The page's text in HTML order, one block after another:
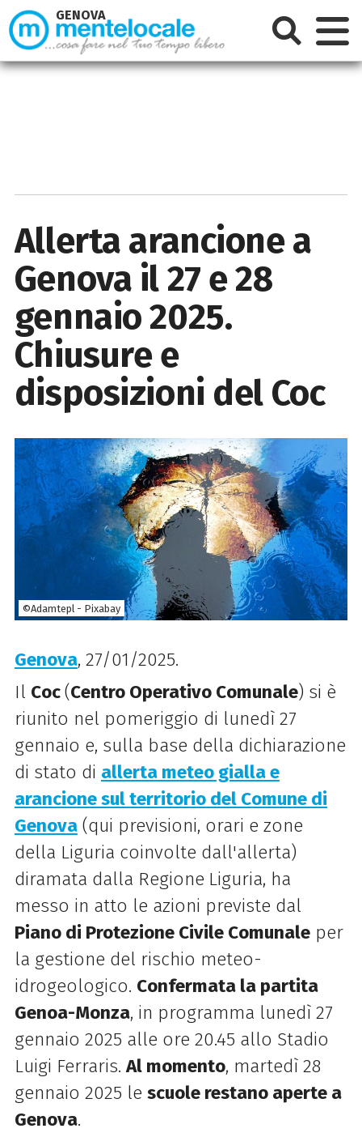
Allerta arancione a
Genova il 27 e 28
gennaio 2025.
Chiusure e
disposizioni del Coc
©Adamtepl - Pixabay
Genova, 27/01/2025.
Il Coc(Centro Operativo Comunale) si è
riunito nel pomeriggio di lunedì 27
gennaio e, sulla base della dichiarazione
di stato di allerta meteo gialla e
arancione sul territorio del Comune di
Genova(qui previsioni, orari e zone
della Liguria coinvolte dall'allerta)
diramata dalla Regione Liguria, ha
messo in atto le azioni previste dal
Piano di Protezione Civile Comunaleper
la gestione del rischio meteo-
idrogeologico. Confermata la partita
Genoa-Monza, in programma lunedì 27
gennaio 2025 alle ore 20.45 allo Stadio
Luigi Ferraris.Al momento, martedì 28
gennaio 2025 le scuole restano aperte a
Genova.
GENOVA